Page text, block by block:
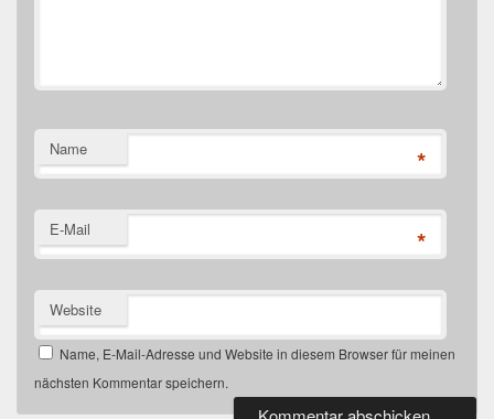
Name *
E-Mail *
Website
Name, E-Mail-Adresse und Website in diesem Browser für meinen
nächsten Kommentar speichern.